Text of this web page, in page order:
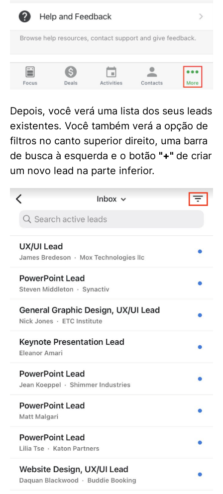
Depois, você verá uma lista dos seus leads
existentes. Você também verá a opção de
filtros no canto superior direito, uma barra
de busca à esquerda e o botão "+" de criar
um novo lead na parte inferior.